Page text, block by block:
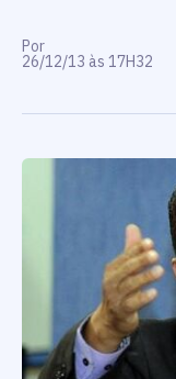
Por
26/12/13 às 17H32